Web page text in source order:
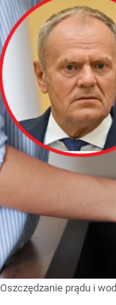
Oszczędzanie prądu i